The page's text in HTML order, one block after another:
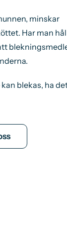
minskar
Har man hål
blekas, ha